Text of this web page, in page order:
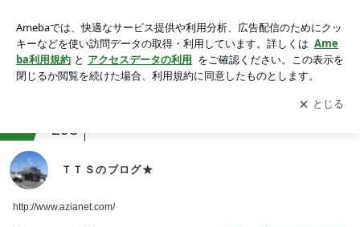
アプリをダウンロードして ブログの更新通知
を受け取りまし
ょう。
開く
293
ＴＴＳのブログ★
http://www.azianet.com/